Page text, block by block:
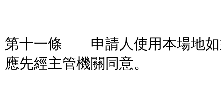
第十一條 申請人使用本場地如
應先經主管機關同意。